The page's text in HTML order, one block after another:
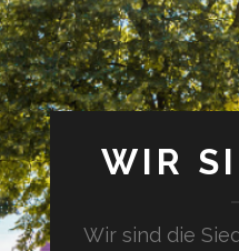
WIR
Wir sind die